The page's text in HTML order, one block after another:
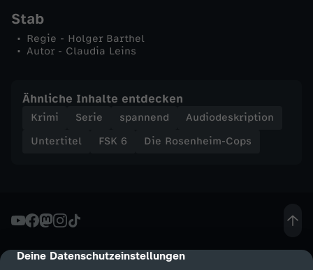
cmp-dialog-description
Deine Datenschutzeinstellungen
g
e
Stab
Regie - Holger Barthel
Autor - Claudia Leins
Ähnliche Inhalte entdecken
Krimi Serie spannend
Audiodeskription
Untertitel
FSK 6 Die Rosenheim-Cops